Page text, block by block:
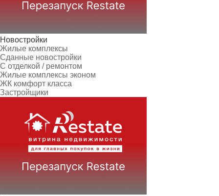
Новостройки
Жилые комплексы
Сданные новостройки
С отделкой / ремонтом
Жилые комплексы эконом
ЖК комфорт класса
Застройщики